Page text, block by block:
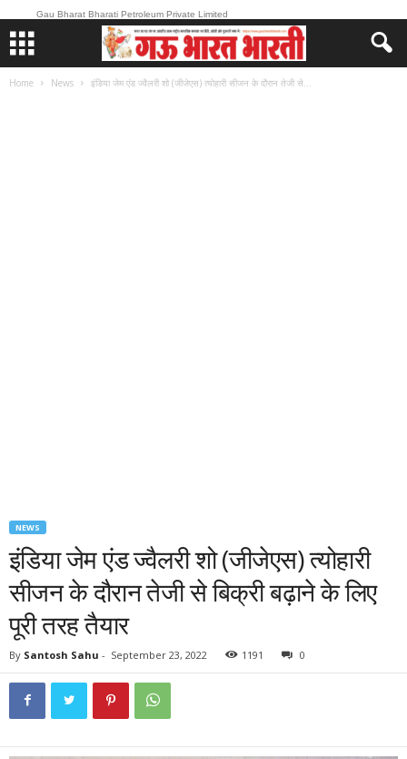
Gau Bharat Bharati Petroleum Private Limited
Home News इंडिया जेम एंड ज्वैलरी शो (जीजेएस) त्योहारी सीजन के दौरान तेजी से...
NEWS
इंडिया जेम एंड ज्वैलरी शो (जीजेएस) त्योहारी
सीजन के दौरान तेजी से बिक्री बढ़ाने के लिए
पूरी तरह तैयार
By Santosh Sahu - September 23, 2022 1191 0